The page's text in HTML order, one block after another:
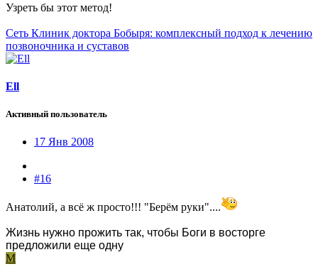
Узреть бы этот метод!
Сеть Клиник доктора Бобыря: комплексный подход к лечению
позвоночника и суставов
Ell
Активный пользователь
17 Янв 2008
#16
Анатолий, а всё ж просто!!! "Берём руки"....
Жизнь нужно прожить так, чтобы Боги в восторге
предложили еще одну
M